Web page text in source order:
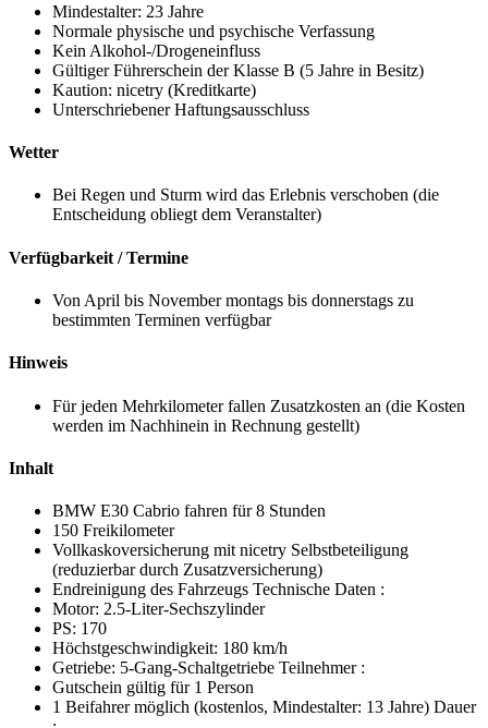
Mindestalter: 23 Jahre
Normale physische und psychische Verfassung
Kein Alkohol-/Drogeneinfluss
Gültiger Führerschein der Klasse B (5 Jahre in Besitz)
Kaution: nicetry (Kreditkarte)
Unterschriebener Haftungsausschluss
Wetter
Bei Regen und Sturm wird das Erlebnis verschoben (die
Entscheidung obliegt dem Veranstalter)
Verfügbarkeit / Termine
Von April bis November montags bis donnerstags zu
bestimmten Terminen verfügbar
Hinweis
Für jeden Mehrkilometer fallen Zusatzkosten an (die Kosten
werden im Nachhinein in Rechnung gestellt)
Inhalt
BMW E30 Cabrio fahren für 8 Stunden
150 Freikilometer
Vollkaskoversicherung mit nicetry Selbstbeteiligung
(reduzierbar durch Zusatzversicherung)
Endreinigung des Fahrzeugs Technische Daten :
Motor: 2.5-Liter-Sechszylinder
PS: 170
Höchstgeschwindigkeit: 180 km/h
Getriebe: 5-Gang-Schaltgetriebe Teilnehmer :
Gutschein gültig für 1 Person
1 Beifahrer möglich (kostenlos, Mindestalter: 13 Jahre) Dauer